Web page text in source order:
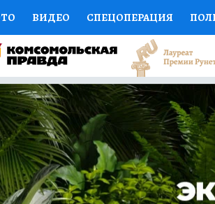
ВИДЕО СПЕЦОПЕРАЦИЯ
НАУКА СПОРТ
ЭКСПЕРТОВ ДОКТОР
ПОЛКА ПРОГНОЗЫ НА СПОРТ
ЦЕНТР НЕДВИЖИМОСТЬ
КП РЕКЛАМА ТЕСТЫ НОВОЕ